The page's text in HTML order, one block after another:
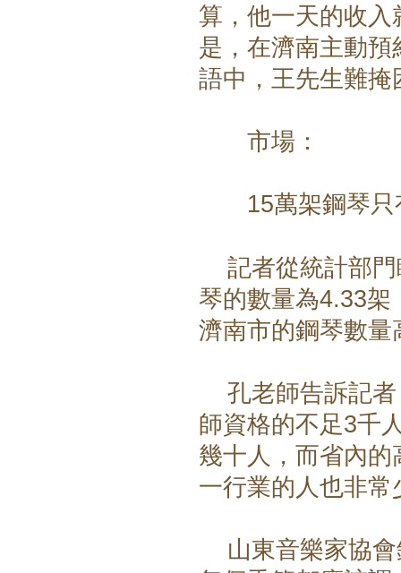
算，他一天的收入
是，在濟南主動預
語中，王先生難掩
市場：
15萬架鋼琴
記者從統計部門
琴的數量為4.33架
濟南市的鋼琴數
孔老師告訴記者
師資格的不足3千
幾十人，而省內
一行業的人也非常
山東音樂家協會